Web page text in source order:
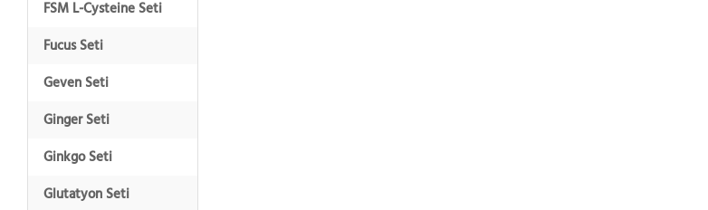
FSM L-Cysteine Seti
Fucus Seti
Geven Seti
Ginger Seti
Ginkgo Seti
Glutatyon Seti